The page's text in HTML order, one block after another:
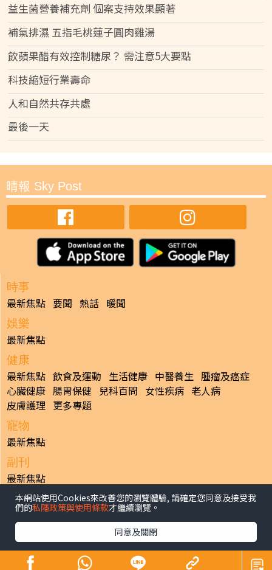
益生菌營養補充劑 個案支持效果顯著
補氣排濕 五指毛桃蓮子圓肉雞湯
飲蘋果醋有效控制糖尿？ 需注意5大要點
科技縮短行業壽命
人和自然共存共處
最後一天
晴報 Sky Post
時事
最新焦點 要聞 熱話 暖聞
娛樂
最新焦點
健康
最新焦點 飲食及運動 生活健康 中醫養生 腫瘤及癌症
心臟健康 腸胃保健 兒科百問 女性疾病 老人病
皮膚護理 更多專題
寵物
最新焦點
副刊
最新焦點
日報
揭頁版 港聞 財經/地產 中國/國際
生活副刊
體育 專題/人物
香港經濟日報版權所有©2026
本網站使用Cookies來改善您的瀏覽體驗, 請確定您同意及接受我
們的私隱政策與使用條款才繼續瀏覽。
同意及關閉